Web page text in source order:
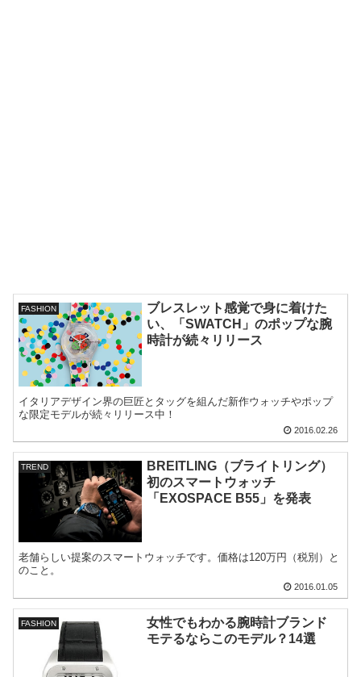
FASHION
ブレスレット感覚で身に着けた
い、「SWATCH」のポップな腕
時計が続々リリース
イタリアデザイン界の巨匠とタッグを組んだ新作ウォッチやポップ
な限定モデルが続々リリース中！
2016.02.26
TREND
BREITLING（ブライトリング）
初のスマートウォッチ
「EXOSPACE B55」を発表
老舗らしい提案のスマートウォッチです。価格は120万円（税別）と
のこと。
2016.01.05
FASHION
女性でもわかる腕時計ブランド
モテるならこのモデル？14選